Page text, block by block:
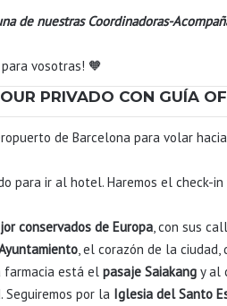
de nuestras Coordinadoras-
vosotras! 🧡
PRIVADO CON GUÍA
de Barcelona para volar hacia
para ir al hotel. Haremos el check-
conservados de Europa, con sus
, el corazón de la
farmacia está el pasaje Saiakang y al
Seguiremos por la Iglesia del Santo